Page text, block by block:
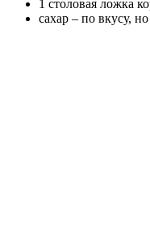
1 столовая ложка
сахар – по вкусу,